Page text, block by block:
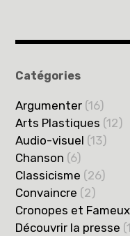
Catégories
Argumenter (16)
Arts Plastiques (12)
Audio-visuel (13)
Chanson (6)
Classicisme (26)
Convaincre (2)
Cronopes et Fameux
Découvrir la presse